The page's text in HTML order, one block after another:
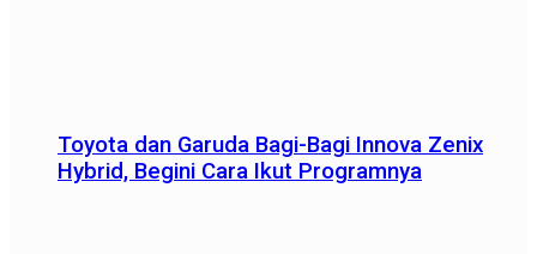
Toyota dan Garuda Bagi-Bagi Innova Zenix
Hybrid, Begini Cara Ikut Programnya